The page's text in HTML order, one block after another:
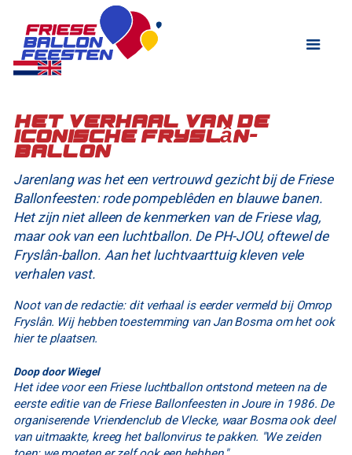
Het verhaal van de
iconische Fryslân-
ballon
‍Jarenlang was het een vertrouwd gezicht bij de Friese
Ballonfeesten: rode pompeblêden en blauwe banen.
Het zijn niet alleen de kenmerken van de Friese vlag,
maar ook van een luchtballon. De PH-JOU, oftewel de
Fryslân-ballon. Aan het luchtvaarttuig kleven vele
verhalen vast.
Noot van de redactie: dit verhaal is eerder vermeld bij Omrop
Fryslân. Wij hebben toestemming van Jan Bosma om het ook
hier te plaatsen.
Doop door Wiegel
Het idee voor een Friese luchtballon ontstond meteen na de
eerste editie van de Friese Ballonfeesten in Joure in 1986. De
organiserende Vriendenclub de Vlecke, waar Bosma ook deel
van uitmaakte, kreeg het ballonvirus te pakken. "We zeiden